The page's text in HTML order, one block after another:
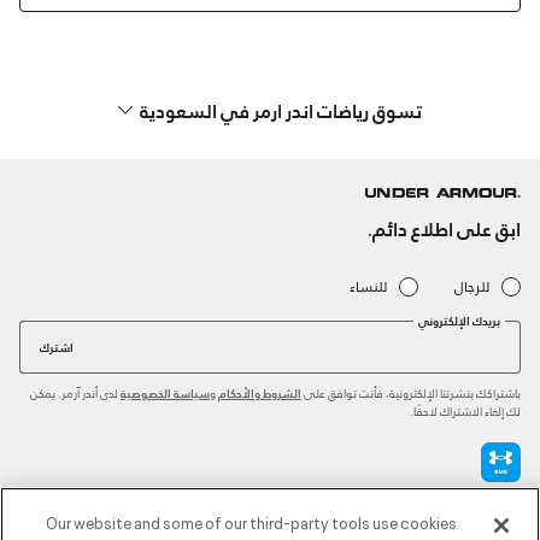
تسوق رياضات اندر ارمر في السعودية
ابق على اطلاع دائم.
للرجال للنساء
بريدك الإلكتروني
اشترك
باشتراكك بنشرتنا الإلكترونية، فأنت توافق على الشروط والأحكام وسياسة الخصوصية لدى أندر آرمر. يمكن
لك إلغاء الاشتراك لاحقًا.
طرق الدفع المعتمدةOur website and some of our third-party tools use cookies